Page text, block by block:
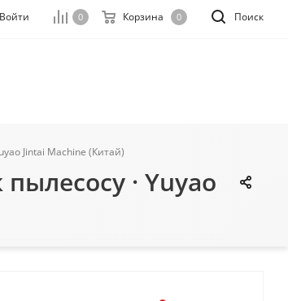
Поиск
0 Корзина 0
Войти
Jintai Machine (Китай)
· Yuyao